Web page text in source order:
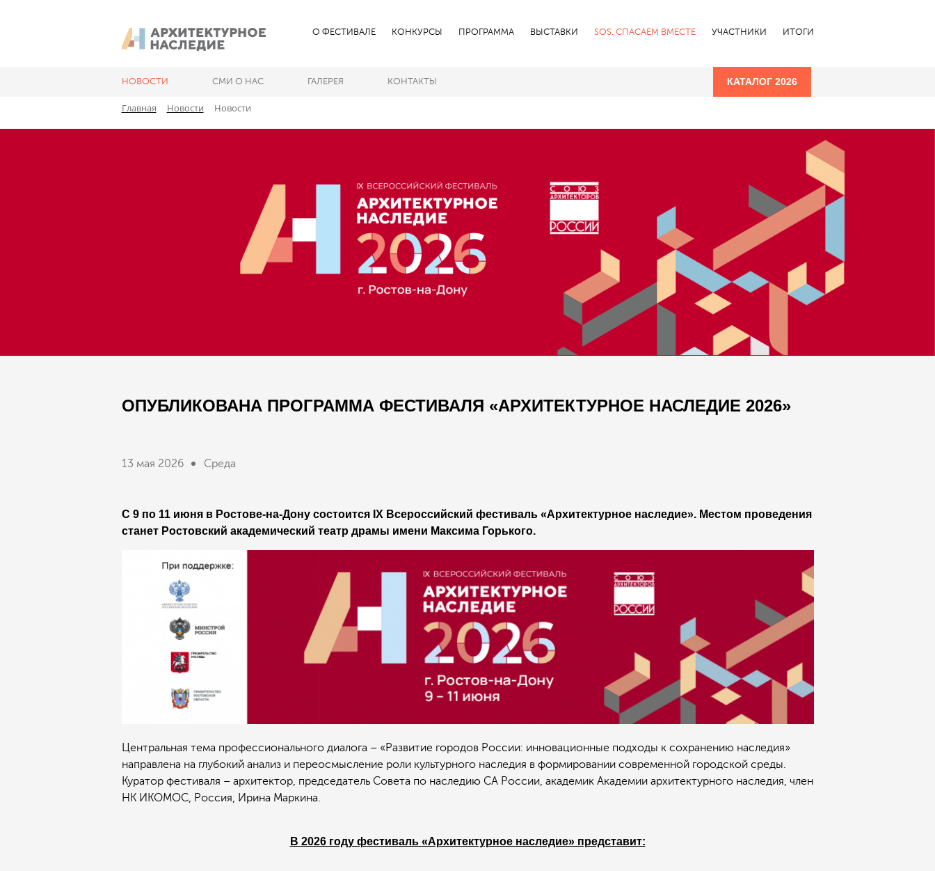
О ФЕСТИВАЛЕ КОНКУРСЫ ПРОГРАММА ВЫСТАВКИ SOS. СПАСАЕМ ВМЕСТЕ УЧАСТНИКИ ИТОГИ
НОВОСТИ СМИ О НАС ГАЛЕРЕЯ КОНТАКТЫ КАТАЛОГ 2026
Главная Новости Новости
ОПУБЛИКОВАНА ПРОГРАММА ФЕСТИВАЛЯ «АРХИТЕКТУРНОЕ НАСЛЕДИЕ 2026»
13 мая 2026 Среда
С 9 по 11 июня в Ростове-на-Дону состоится IX Всероссийский фестиваль «Архитектурное наследие». Местом проведения
станет Ростовский академический театр драмы имени Максима Горького.
Центральная тема профессионального диалога – «Развитие городов России: инновационные подходы к сохранению наследия»
направлена на глубокий анализ и переосмысление роли культурного наследия в формировании современной городской среды.
Куратор фестиваля – архитектор, председатель Совета по наследию СА России, академик Академии архитектурного наследия, член
НК ИКОМОС, Россия, Ирина Маркина.
В 2026 году фестиваль «Архитектурное наследие» представит: